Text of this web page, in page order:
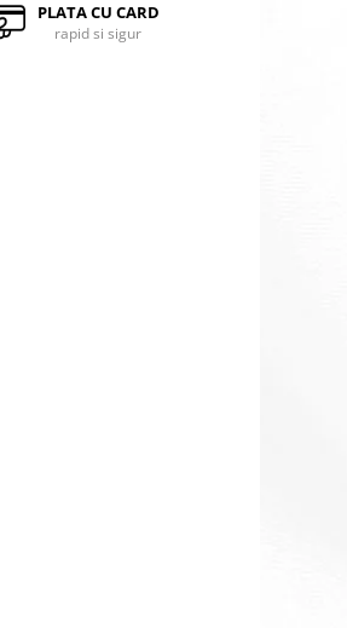
PLATA CU CARD
rapid si sigur